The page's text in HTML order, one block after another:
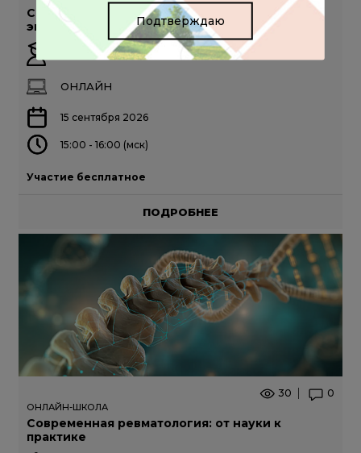
Соматизация в практике врача: скрытая
эпидемия современной медицины
Схинас А.А.
ОНЛАЙН
15 сентября 2026
15:00 - 16:00 (мск)
Участие бесплатное
ПОДРОБНЕЕ
30 0
ОНЛАЙН-ШКОЛА
Современная ревматология: от науки к
практике
Подтверждаю